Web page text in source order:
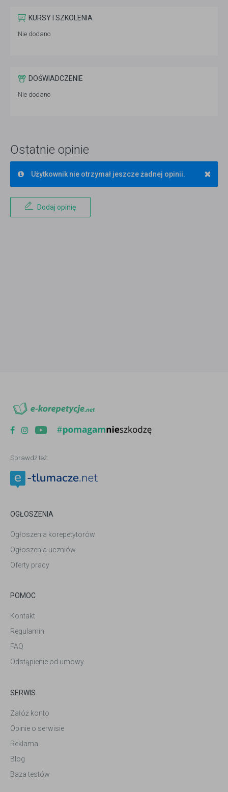
KURSY I SZKOLENIA
Nie dodano
DOŚWIADCZENIE
Nie dodano
Ostatnie opinie
×
Użytkownik nie otrzymał jeszcze żadnej opinii.
Dodaj opinię
Sprawdź też:
OGŁOSZENIA
Ogłoszenia korepetytorów
Ogłoszenia uczniów
Oferty pracy
POMOC
Kontakt
Regulamin
FAQ
Odstąpienie od umowy
SERWIS
Załóż konto
Opinie o serwisie
Reklama
Blog
Baza testów